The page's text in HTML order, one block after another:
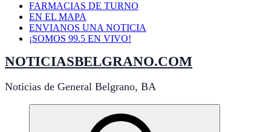
FARMACIAS DE TURNO
EN EL MAPA
ENVIANOS UNA NOTICIA
¡SOMOS 99.5 EN VIVO!
NOTICIASBELGRANO.COM
Noticias de General Belgrano, BA